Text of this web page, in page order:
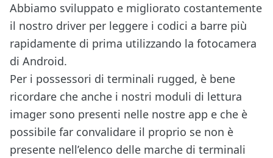
Abbiamo sviluppato e migliorato costantemente
il nostro driver per leggere i codici a barre più
rapidamente di prima utilizzando la fotocamera
di Android.
Per i possessori di terminali rugged, è bene
ricordare che anche i nostri moduli di lettura
imager sono presenti nelle nostre app e che è
possibile far convalidare il proprio se non è
presente nell’elenco delle marche di terminali